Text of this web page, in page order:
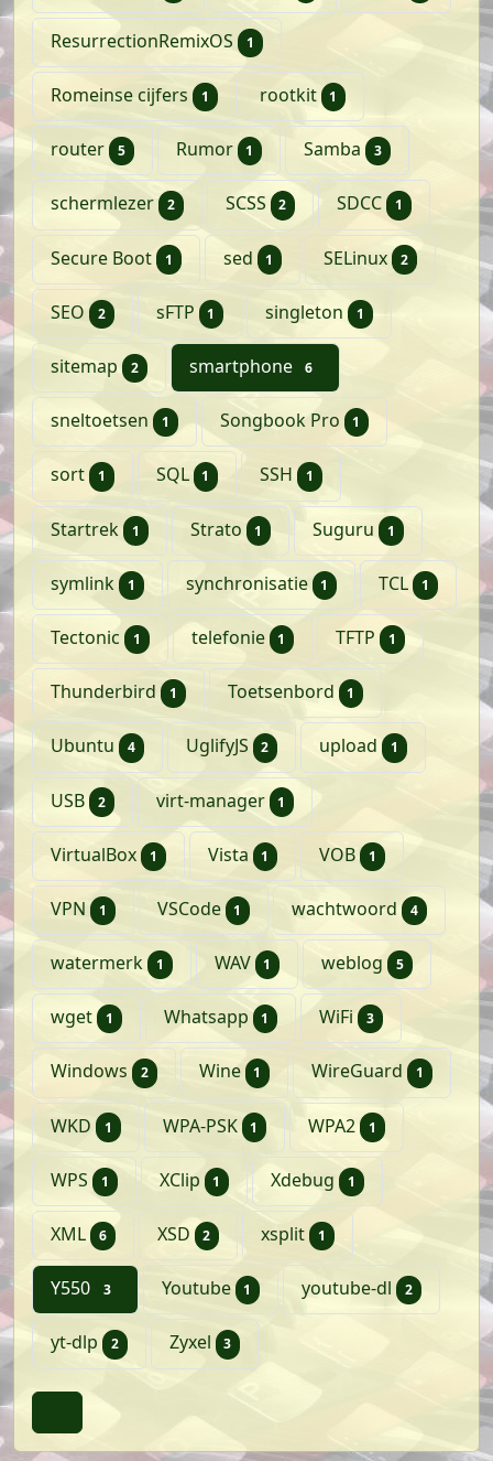
ResurrectionRemixOS 1 artikel
Romeinse cijfers 1 artikelrootkit 1 artikel
router 5 artikelenRumor 1 artikelSamba 3 artikelen
schermlezer 2 artikelen
SCSS 2 artikelen
SDCC 1 artikel
Secure Boot 1 artikelsed 1 artikelSELinux 2 artikelen
SEO 2 artikelen
sFTP 1 artikelsingleton 1 artikel
sitemap 2 artikelensmartphone 6
sneltoetsen 1 artikelSongbook Pro 1 artikel
sort 1 artikelSQL 1 artikelSSH 1 artikel
Startrek 1 artikelStrato 1 artikelSuguru 1 artikel
symlink 1 artikelsynchronisatie 1 artikelTCL 1 artikel
Tectonic 1 artikeltelefonie 1 artikelTFTP 1 artikel
Thunderbird 1 artikelToetsenbord 1 artikel
Ubuntu 4 artikelenUglifyJS 2 artikelenupload 1 artikel
USB 2 artikelenvirt-manager 1 artikel
VirtualBox 1 artikelVista 1 artikelVOB 1 artikel
VPN 1 artikelVSCode 1 artikelwachtwoord 4
watermerk 1 artikelWAV 1 artikelweblog 5 artikelen
wget 1 artikelWhatsapp 1 artikelWiFi 3 artikelen
Windows 2 artikelen
Wine 1 artikelWireGuard 1 artikel
WKD 1 artikelWPA-PSK 1 artikelWPA2 1 artikel
WPS 1 artikelXClip 1 artikelXdebug 1 artikel
XML 6 artikelen
XSD 2 artikelen
xsplit 1 artikel
Y550 3 artikelenYoutube 1 artikelyoutube-dl 2 artikelen
yt-dlp 2 artikelen
Zyxel 3 artikelen
Terug naar boven